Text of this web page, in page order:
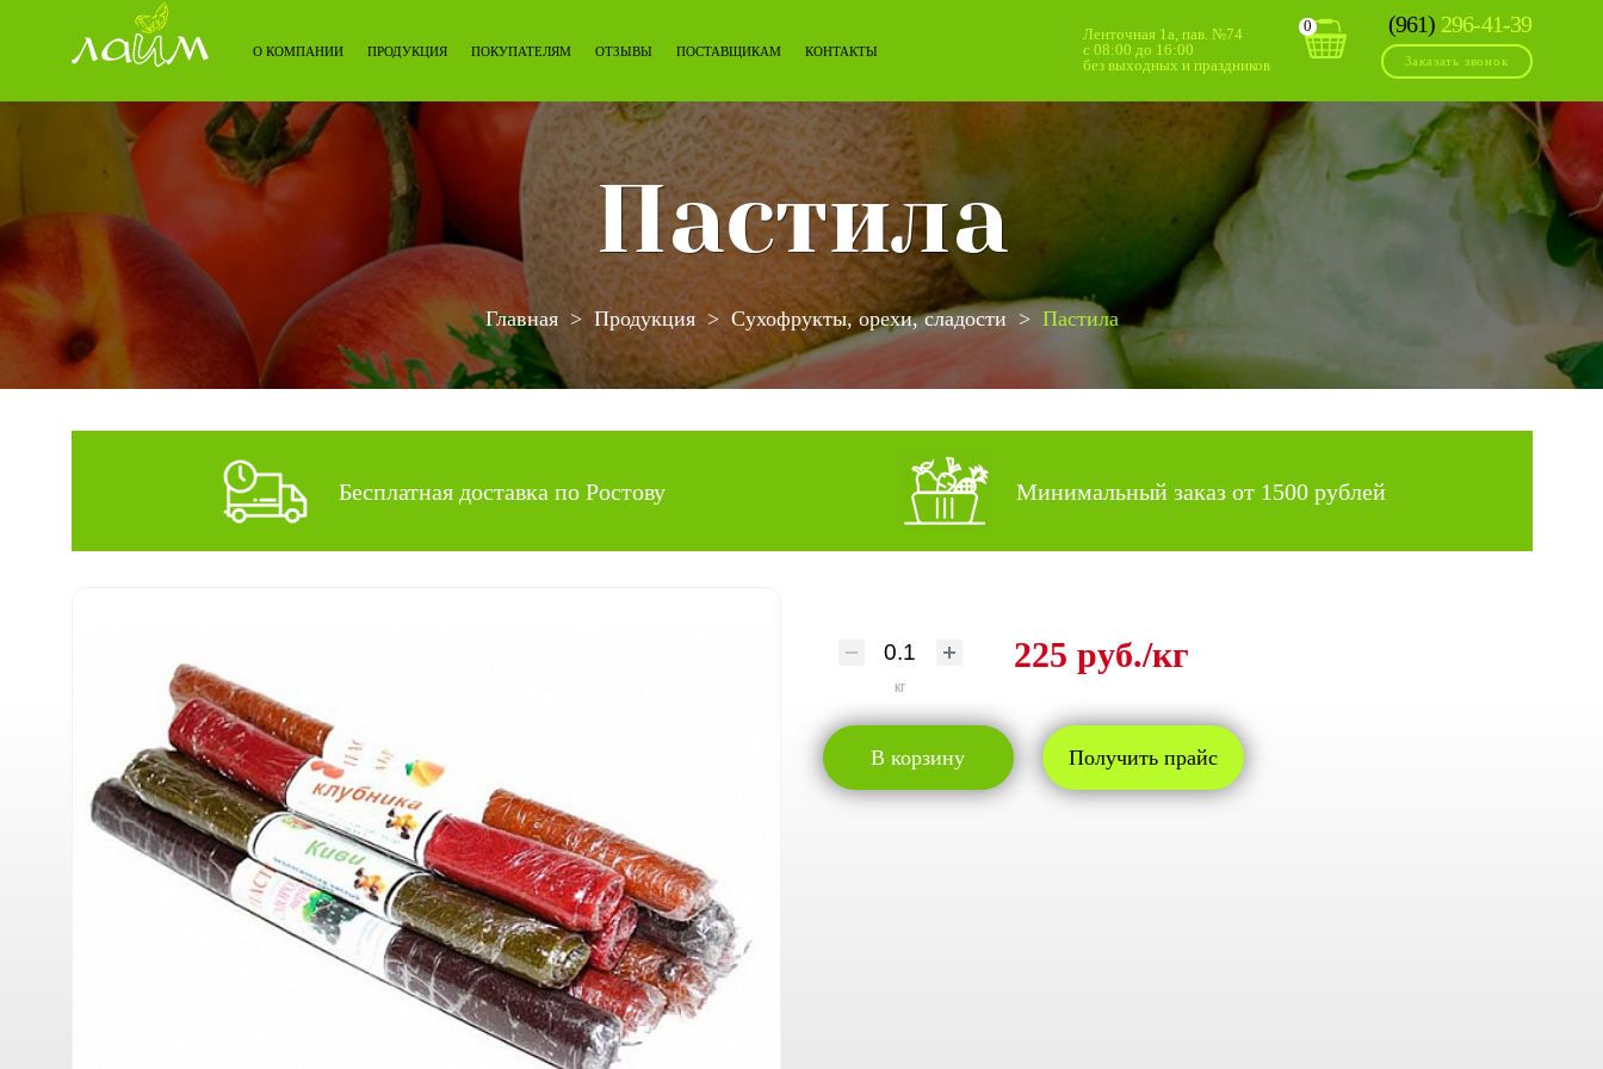
О КОМПАНИИ ПРОДУКЦИЯ ПОКУПАТЕЛЯМ ОТЗЫВЫ ПОСТАВЩИКАМ КОНТАКТЫ
Ленточная 1а, пав. №74
с 08:00 до 16:00
без выходных и праздников
0 (961) 296-41-39
Заказать звонок
Пастила
Главная Продукция Сухофрукты, орехи, сладости Пастила
Бесплатная доставка по Ростову Минимальный заказ от 1500 рублей
кг
225 руб./кг
В корзину Получить прайс